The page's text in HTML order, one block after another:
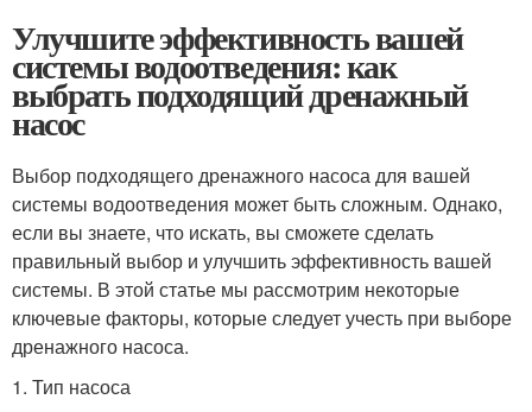
Улучшите эффективность вашей
системы водоотведения: как
выбрать подходящий дренажный
насос
Выбор подходящего дренажного насоса для вашей
системы водоотведения может быть сложным. Однако,
если вы знаете, что искать, вы сможете сделать
правильный выбор и улучшить эффективность вашей
системы. В этой статье мы рассмотрим некоторые
ключевые факторы, которые следует учесть при выборе
дренажного насоса.
1. Тип насоса